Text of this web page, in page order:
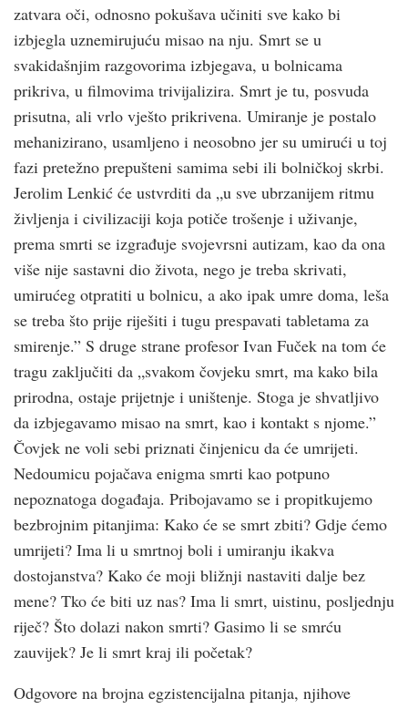
zatvara oči, odnosno pokušava učiniti sve kako bi
izbjegla uznemirujuću misao na nju. Smrt se u
svakidašnjim razgovorima izbjegava, u bolnicama
prikriva, u filmovima trivijalizira. Smrt je tu, posvuda
prisutna, ali vrlo vješto prikrivena. Umiranje je postalo
mehanizirano, usamljeno i neosobno jer su umirući u toj
fazi pretežno prepušteni samima sebi ili bolničkoj skrbi.
Jerolim Lenkić će ustvrditi da „u sve ubrzanijem ritmu
življenja i civilizaciji koja potiče trošenje i uživanje,
prema smrti se izgrađuje svojevrsni autizam, kao da ona
više nije sastavni dio života, nego je treba skrivati,
umirućeg otpratiti u bolnicu, a ako ipak umre doma, leša
se treba što prije riješiti i tugu prespavati tabletama za
smirenje.” S druge strane profesor Ivan Fuček na tom će
tragu zaključiti da „svakom čovjeku smrt, ma kako bila
prirodna, ostaje prijetnje i uništenje. Stoga je shvatljivo
da izbjegavamo misao na smrt, kao i kontakt s njome.”
Čovjek ne voli sebi priznati činjenicu da će umrijeti.
Nedoumicu pojačava enigma smrti kao potpuno
nepoznatoga događaja. Pribojavamo se i propitkujemo
bezbrojnim pitanjima: Kako će se smrt zbiti? Gdje ćemo
umrijeti? Ima li u smrtnoj boli i umiranju ikakva
dostojanstva? Kako će moji bližnji nastaviti dalje bez
mene? Tko će biti uz nas? Ima li smrt, uistinu, posljednju
riječ? Što dolazi nakon smrti? Gasimo li se smrću
zauvijek? Je li smrt kraj ili početak?
Odgovore na brojna egzistencijalna pitanja, njihove